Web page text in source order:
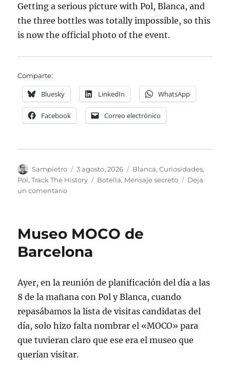
Getting a serious picture with Pol, Blanca, and
the three bottles was totally impossible, so this
is now the official photo of the event.
Comparte:
Bluesky LinkedIn WhatsApp
Facebook Correo electrónico
Autor
Sampietro
Publicado
el
3 agosto, 2026 Categorías
Blanca,Curiosidades,
Pol,Track The History Etiquetas
Botella, Mensaje secreto
Deja
un comentarioen
bottle
Museo MOCO de
Barcelona
Ayer, en la reunión de planificación del día a las
8 de la mañana con Pol y Blanca, cuando
repasábamos la lista de visitas candidatas del
día, solo hizo falta nombrar el «MOCO» para
que tuvieran claro que ese era el museo que
querían visitar.